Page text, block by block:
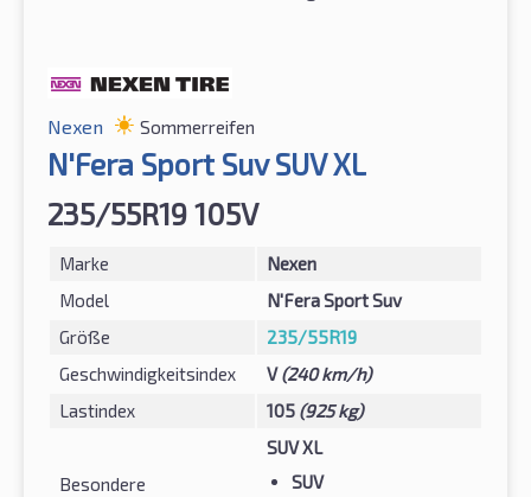
Nexen Sommerreifen
N'Fera Sport Suv SUV XL
235/55R19 105V
Marke
Nexen
Model
N'Fera Sport Suv
Größe
235/55R19
Geschwindigkeitsindex
V(240 km/h)
Lastindex
105 (925 kg)
Besondere
SUV XL
SUV